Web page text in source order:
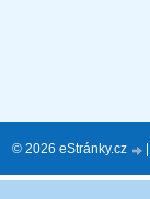
© 2026 eStránky.cz